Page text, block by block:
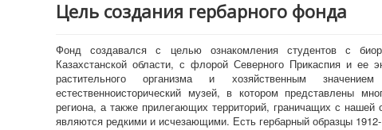
Цель создания гербарного фонда
Фонд создавался с целью ознакомления студентов с
Казахстанской области, с флорой Северного Прикаспия и ее
растительного организма и хозяйственным
естественноисторический музей, в котором представлены
региона, а также прилегающих территорий, граничащих с
являются редкими и исчезающими. Есть гербарный образцы 1912-